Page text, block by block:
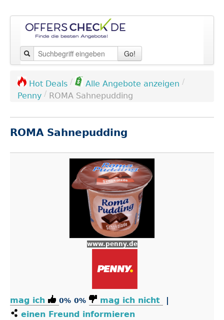
Go!
Hot Deals / Alle Angebote anzeigen /
Penny / ROMA Sahnepudding
ROMA Sahnepudding
www.penny.de
mag ich 0% 0% mag ich nicht
einen Freund informieren